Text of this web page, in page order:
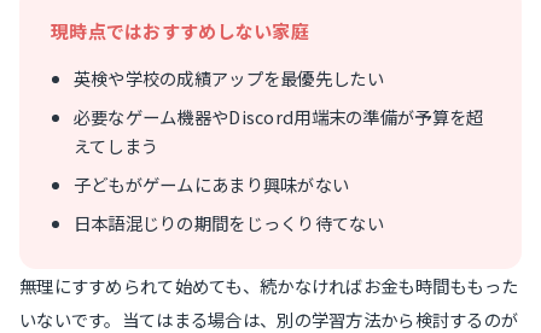
現時点ではおすすめしない家庭
英検や学校の成績アップを最優先したい
必要なゲーム機器やDiscord用端末の準備が予算を超
えてしまう
子どもがゲームにあまり興味がない
日本語混じりの期間をじっくり待てない
無理にすすめられて始めても、続かなければお金も時間ももった
いないです。当てはまる場合は、別の学習方法から検討するのが